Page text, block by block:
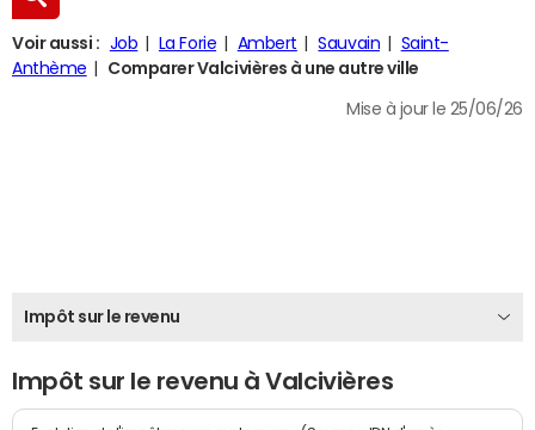
Voir aussi : Job La Forie Ambert Sauvain
Saint-
Anthème
Comparer Valcivières à une autre ville
Mise à jour le 25/06/26
Impôt sur le revenu
Impôt sur le revenu à Valcivières